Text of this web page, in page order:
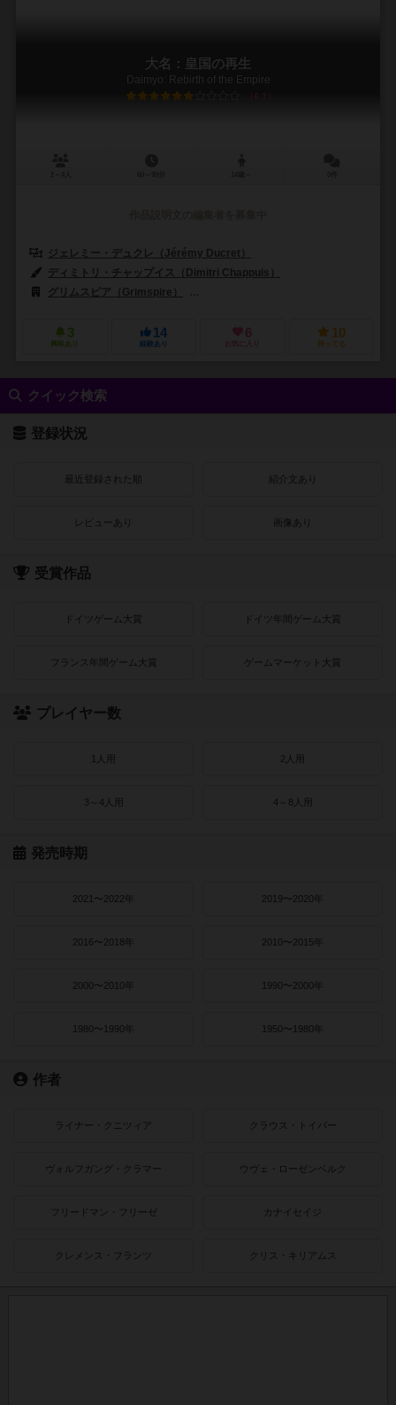
大名：皇国の再生
Daimyo: Rebirth of the Empire
6.1
ジェレミー・デュクレ（Jérémy Ducret）
ディミトリ・チャップイス（Dimitri Chappuis）
グリムスピア（Grimspire）
3
興味あり
14
経験あり
6
お気に入り
10
持ってる
クイック検索
登録状況
最近登録された順 紹介文あり
レビューあり 画像あり
受賞作品
ドイツゲーム大賞 ドイツ年間ゲーム大賞
フランス年間ゲーム大賞 ゲームマーケット大賞
プレイヤー数
1人用 2人用
3～4人用 4～8人用
発売時期
2021〜2022年 2019〜2020年
2016〜2018年 2010〜2015年
2000〜2010年 1990〜2000年
1980〜1990年 1950〜1980年
作者
ライナー・クニツィア クラウス・トイバー
ヴォルフガング・クラマー ウヴェ・ローゼンベルク
フリードマン・フリーゼ カナイセイジ
クレメンス・フランツ クリス・キリアムス